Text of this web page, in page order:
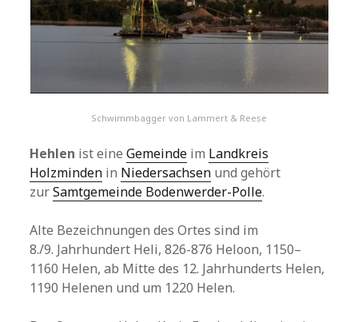
Schwimmbagger von Lammert & Reese
Hehlen ist eineGemeinde im Landkreis
Holzminden in Niedersachsen und gehört
zurSamtgemeinde Bodenwerder-Polle.
Alte Bezeichnungen des Ortes sind im
8./9. Jahrhundert Heli, 826-876 Heloon, 1150–
1160 Helen, ab Mitte des 12. Jahrhunderts Helen,
1190 Helenen und um 1220 Helen.